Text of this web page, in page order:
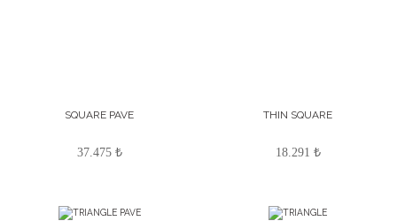
SQUARE PAVE
37.475 ₺
THIN SQUARE
18.291 ₺